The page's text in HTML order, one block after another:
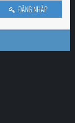
ĐĂNG NHẬP